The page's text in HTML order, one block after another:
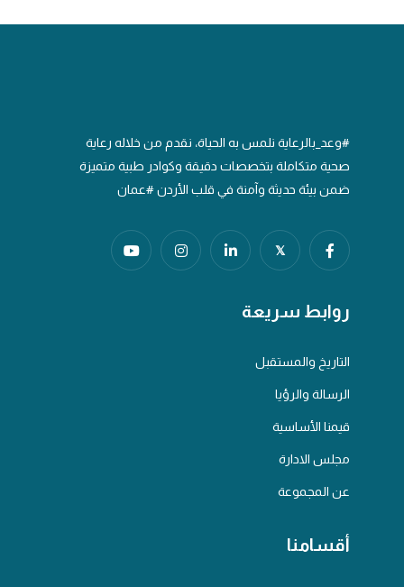
#وعد_بالرعاية نلمس به الحياة، نقدم من خلاله رعاية
صحية متكاملة بتخصصات دقيقة وكوادر طبية متميزة
ضمن بيئة حديثة وآمنة في قلب الأردن #عمان
𝕏
روابط سريعة
التاريخ والمستقبل
الرسالة والرؤيا
قيمنا الأساسية
مجلس الادارة
عن المجموعة
أقسامنا